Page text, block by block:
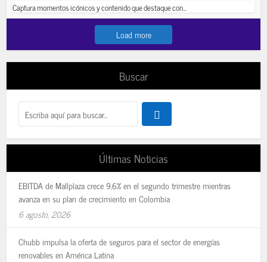
Captura momentos icónicos y contenido que destaque con...
Load more
Buscar
Últimas Noticias
EBITDA de Mallplaza crece 9,6% en el segundo trimestre mientras
avanza en su plan de crecimiento en Colombia
6 agosto, 2026
Chubb impulsa la oferta de seguros para el sector de energías
renovables en América Latina